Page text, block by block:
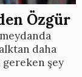
Özgür
daha
gereken şey